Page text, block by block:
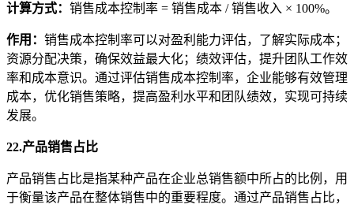
计算方式： 销售成本控制率 = 销售成本 / 销售收入 × 100%。
作用 ： 销售成本控制率可以对盈利能力评估，了解实际成本；
资源分配决策，确保效益最大化；绩效评估，提升团队工作效
率和成本意识。通过评估销售成本控制率，企业能够有效管理
成本，优化销售策略，提高盈利水平和团队绩效，实现可持续
发展。
22.产品销售占比
产品销售占比是指某种产品在企业总销售额中所占的比例，用
于衡量该产品在整体销售中的重要程度。通过产品销售占比，